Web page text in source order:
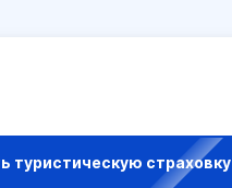
туристическую страховку